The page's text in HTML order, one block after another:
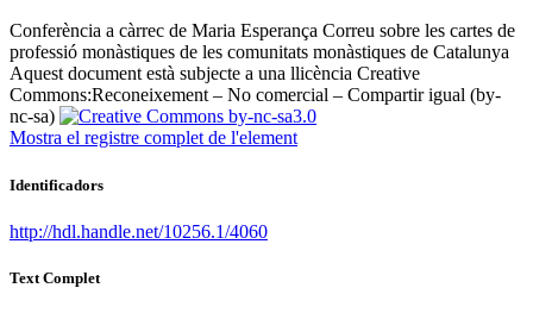
Conferència a càrrec de Maria Esperança Correu sobre les cartes de
professió monàstiques de les comunitats monàstiques de Catalunya ​
Aquest document està subjecte a una llicència Creative
Commons:Reconeixement – No comercial – Compartir igual (by-
nc-sa)
Mostra el registre complet de l'element
Identificadors
http://hdl.handle.net/10256.1/4060
Text Complet